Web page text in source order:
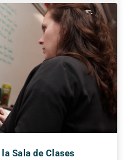
Sala de Clases